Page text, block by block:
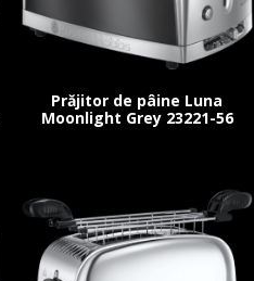
Prăjitor de pâine Luna
Moonlight Grey 23221-56